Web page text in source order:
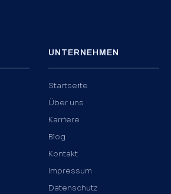
UNTERNEHMEN
Startseite
Über uns
Karriere
Blog
Kontakt
Impressum
Datenschutz